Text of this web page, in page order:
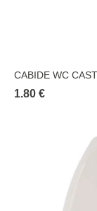
CABIDE WC
1.80 €